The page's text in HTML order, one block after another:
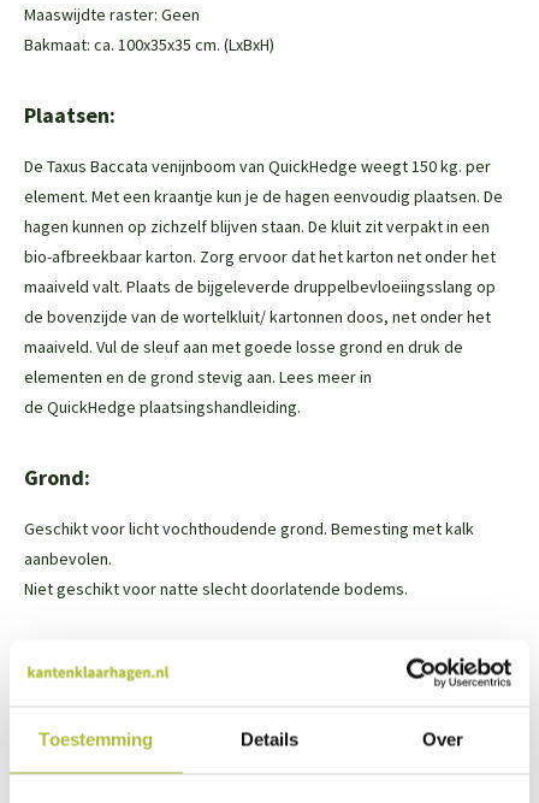
Toestemming Details Over
Maaswijdte raster: Geen
Bakmaat: ca. 100x35x35 cm. (LxBxH)
Plaatsen:
De Taxus Baccata venijnboom van QuickHedge weegt 150 kg. per
element. Met een kraantje kun je de hagen eenvoudig plaatsen. De
hagen kunnen op zichzelf blijven staan. De kluit zit verpakt in een
bio-afbreekbaar karton. Zorg ervoor dat het karton net onder het
maaiveld valt. Plaats de bijgeleverde druppelbevloeiingsslang op
de bovenzijde van de wortelkluit/ kartonnen doos, net onder het
maaiveld. Vul de sleuf aan met goede losse grond en druk de
elementen en de grond stevig aan. Lees meer in
de QuickHedge plaatsingshandleiding.
Grond:
Geschikt voor licht vochthoudende grond. Bemesting met kalk
aanbevolen.
Niet geschikt voor natte slecht doorlatende bodems.
Snoeien:
De hagen zijn als ze geleverd worden tot volledige hoogte